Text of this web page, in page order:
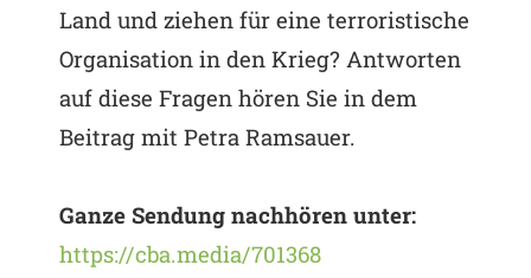
Land und ziehen für eine terroristische
Organisation in den Krieg? Antworten
auf diese Fragen hören Sie in dem
Beitrag mit Petra Ramsauer.
Ganze Sendung nachhören unter:
https://cba.media/701368